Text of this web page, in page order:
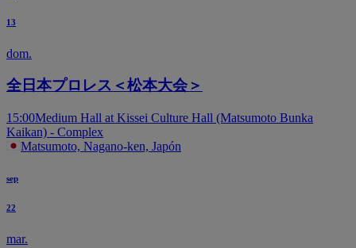
13
dom.
全日本プロレス＜松本大会＞
15:00Medium Hall at Kissei Culture Hall (Matsumoto Bunka
Kaikan) - Complex
Matsumoto, Nagano-ken, Japón
sep
22
mar.